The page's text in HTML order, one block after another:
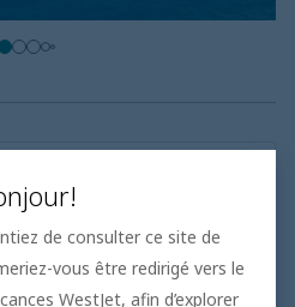
dotées de chambres
à plusieurs chambres
conçues pour les plus
des coins salons et des
de consulter ce site de
vous être redirigé vers le
WestJet, afin d’explorer